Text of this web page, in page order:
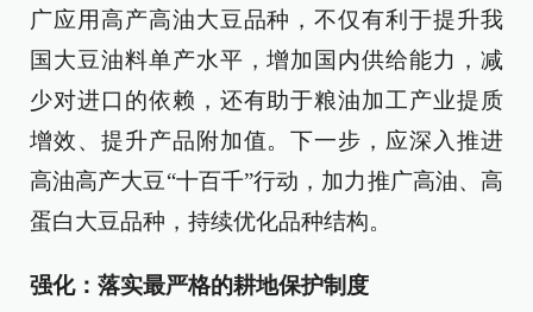
广应用高产高油大豆品种，不仅有利于提升我
国大豆油料单产水平，增加国内供给能力，减
少对进口的依赖，还有助于粮油加工产业提质
增效、提升产品附加值。下一步，应深入推进
高油高产大豆“十百千”行动，加力推广高油、高
蛋白大豆品种，持续优化品种结构。
强化：落实最严格的耕地保护制度